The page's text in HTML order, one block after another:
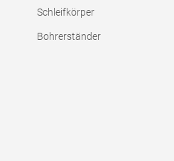
Schleifkörper
Bohrerständer